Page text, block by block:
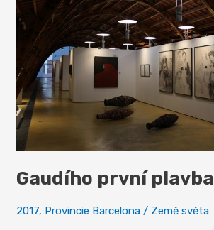
básníkova
Sinera
Gaudího první plavba
2017, Provincie Barcelona / Země světa